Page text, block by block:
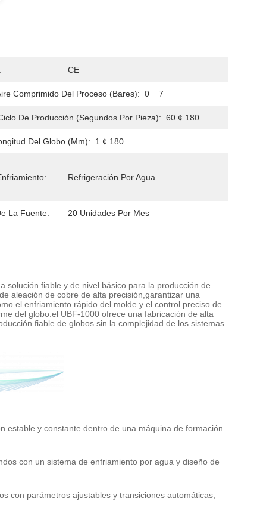
CE
Comprimido Del Proceso (bares): 0    7
De Producción (segundos Por Pieza): 60 ¢ 180
Del Globo (mm): 1 ¢ 180
Refrigeración Por Agua
La Fuente: 20 Unidades Por Mes
solución fiable y de nivel básico para la producción de
aleación de cobre de alta precisión,garantizar una
el enfriamiento rápido del molde y el control preciso de
del globo.el UBF-1000 ofrece una fabricación de alta
fiable de globos sin la complejidad de los sistemas
estable y constante dentro de una máquina de formación
con un sistema de enfriamiento por agua y diseño de
con parámetros ajustables y transiciones automáticas,